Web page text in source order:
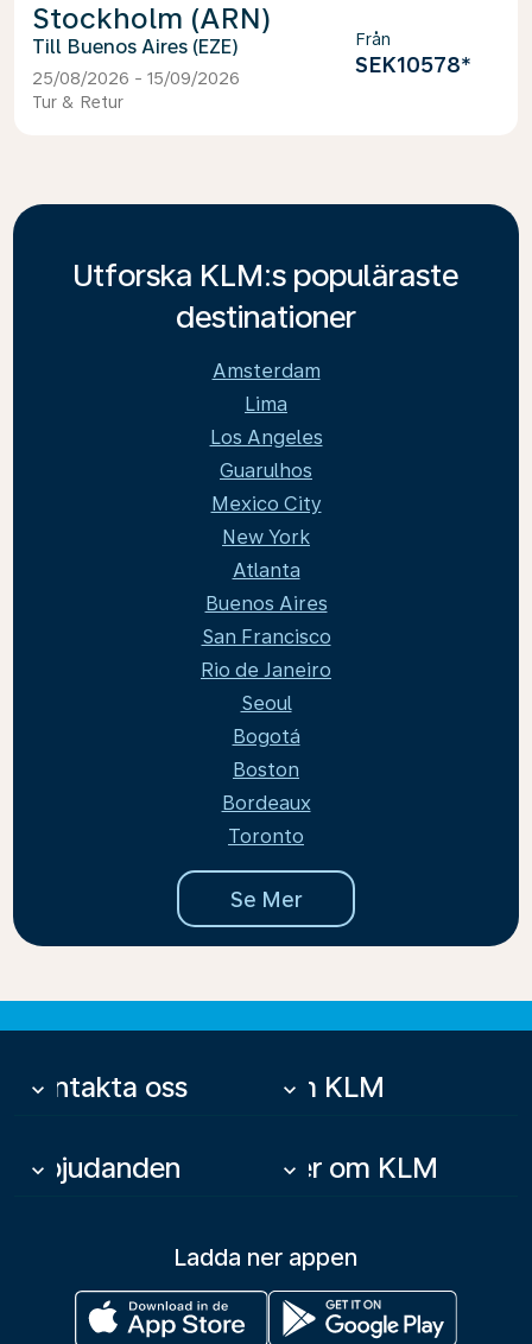
Stockholm (ARN)
Buenos Aires (EZE)
25/08/2026 - 15/09/2026
Tur & Retur
Från
SEK10578*
Utforska KLM:s populäraste
destinationer
Amsterdam
Lima
Los Angeles
Guarulhos
Mexico City
New York
Atlanta
Buenos Aires
San Francisco
Rio de Janeiro
Seoul
Bogotá
Boston
Bordeaux
Toronto
Se Mer
Kontakta oss
keyboard_arrow_down Om KLM
keyboard_arrow_down
Erbjudanden
keyboard_arrow_down Mer om KLM
keyboard_arrow_down
Ladda ner appen